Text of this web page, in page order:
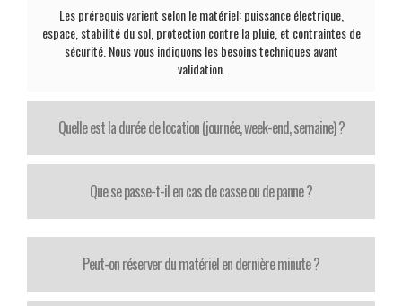
Les prérequis varient selon le matériel: puissance électrique,
espace, stabilité du sol, protection contre la pluie, et contraintes de
sécurité. Nous vous indiquons les besoins techniques avant
validation.
Quelle est la durée de location (journée, week-end, semaine) ?
Que se passe-t-il en cas de casse ou de panne ?
Peut-on réserver du matériel en dernière minute ?